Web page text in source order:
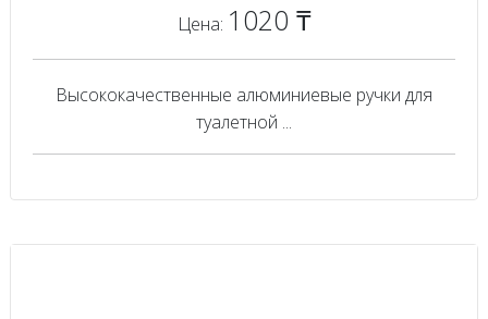
Цена: 1020 ₸
Высококачественные алюминиевые ручки для
туалетной ...